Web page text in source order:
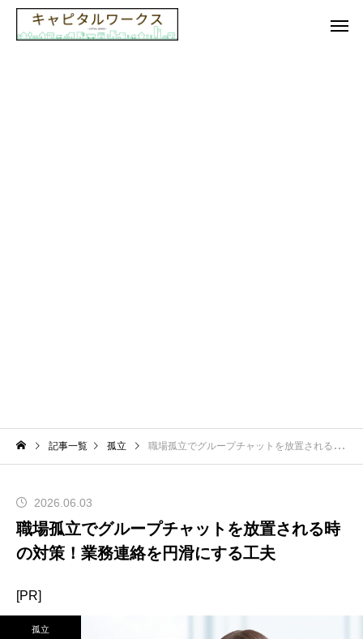
記事一覧 孤立 職場孤立でグループチャットを放置される時の対策！業務連絡を円滑にする工夫
2026.06.03
職場孤立でグループチャットを放置される時
の対策！業務連絡を円滑にする工夫
[PR]
孤立